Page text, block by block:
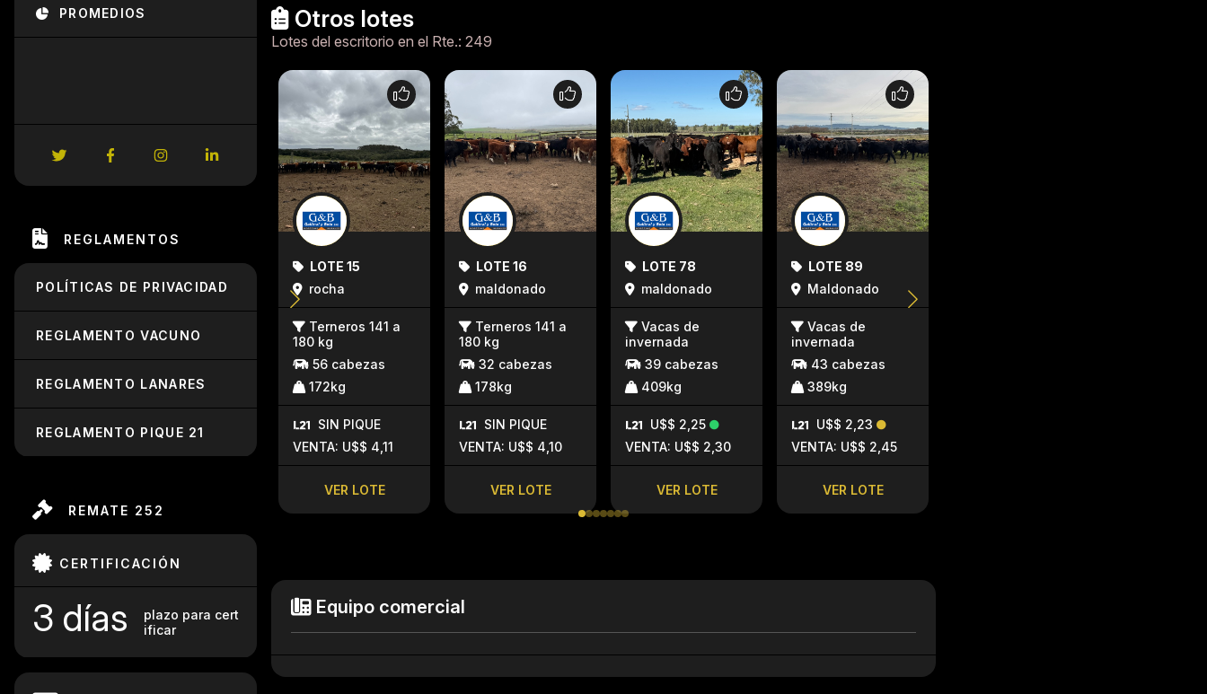
PROMEDIOS
REGLAMENTOS
POLÍTICAS DE PRIVACIDAD
REGLAMENTO VACUNO
REGLAMENTO LANARES
REGLAMENTO PIQUE 21
REMATE 252
CERTIFICACIÓN
3 días
plazo para cert
ificar
Otros lotes
Lotes del escritorio en el Rte.: 249
LOTE 15
rocha
Terneros 141 a
180 kg
56 cabezas
172kg
SIN PIQUE
VENTA: U$$ 4,11
VER LOTE
LOTE 16
maldonado
Terneros 141 a
180 kg
32 cabezas
178kg
SIN PIQUE
VENTA: U$$ 4,10
VER LOTE
LOTE 78
maldonado
Vacas de
invernada
39 cabezas
409kg
U$$ 2,25
VENTA: U$$ 2,30
VER LOTE
LOTE 89
Maldonado
Vacas de
invernada
43 cabezas
389kg
U$$ 2,23
VENTA: U$$ 2,45
VER LOTE
Equipo comercial